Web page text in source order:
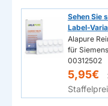
Sehen Sie
Label-
Alapure
für
00312502
5,95€